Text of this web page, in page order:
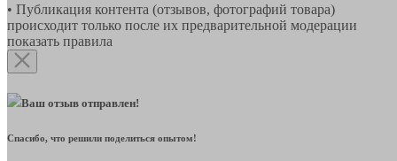
• Публикация контента (отзывов, фотографий товара)
происходит только после их предварительной модерации
показать правила
Ваш отзыв отправлен!
Спасибо, что решили поделиться опытом!